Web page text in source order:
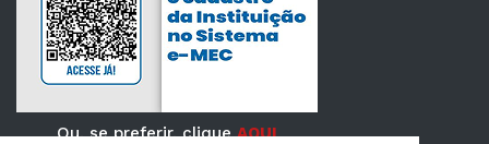
Ou, se preferir, cliqueAQUI